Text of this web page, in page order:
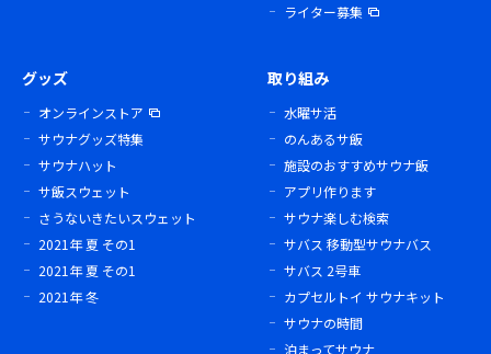
ライター募集
グッズ
オンラインストア
サウナグッズ特集
サウナハット
サ飯スウェット
さうないきたいスウェット
2021年 夏 その1
2021年 夏 その1
2021年 冬
取り組み
水曜サ活
のんあるサ飯
施設のおすすめサウナ飯
アプリ作ります
サウナ楽しむ検索
サバス 移動型サウナバス
サバス 2号車
カプセルトイ サウナキット
サウナの時間
泊まってサウナ